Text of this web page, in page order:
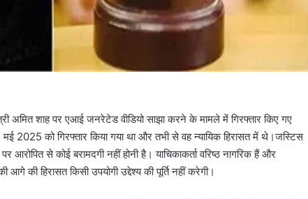
अमित शाह पर एआई जनरेटेड वीडियो साझा करने के मामले में गिरफ्तार किए गए
2025 को गिरफ्तार किया गया था और तभी से वह न्यायिक हिरासत में थे।जस्टिस
से कोई बरामदगी नहीं होनी है। याचिकाकर्ता वरिष्ठ नागरिक हैं और
की हिरासत किसी उपयोगी उद्देश्य की पूर्ति नहीं करेगी।